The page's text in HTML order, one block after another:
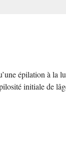
épilation à la
initiale de